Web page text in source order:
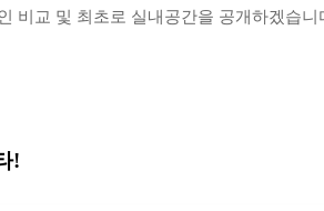
비교 및 최초로 실내공간을 공개하겠습
!